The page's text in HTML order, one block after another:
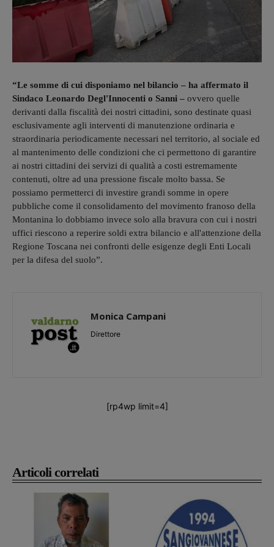
Articoli correlati
“Le somme di cui disponiamo nel bilancio – ha affermato il
Sindaco Leonardo Degl'Innocenti o Sanni – ovvero quelle
derivanti dalla fiscalità dei nostri cittadini, sono destinate quasi
esclusivamente agli interventi di manutenzione ordinaria e
straordinaria periodicamente necessari nel territorio, al sociale ed
al mantenimento delle condizioni che ci permettono di garantire
ai nostri cittadini dei servizi di qualità a costi estremamente
contenuti, oltre ad una pressione fiscale molto bassa. Se
possiamo permetterci di investire grandi somme in opere
pubbliche come il consolidamento del movimento franoso della
Montanina lo dobbiamo invece solo alla bravura con cui i nostri
uffici riescono a reperire soldi extra bilancio e all'attenzione della
Regione Toscana nei confronti delle esigenze degli Enti Locali
per la difesa del suolo”.
Monica Campani
Direttore
[rp4wp limit=4]